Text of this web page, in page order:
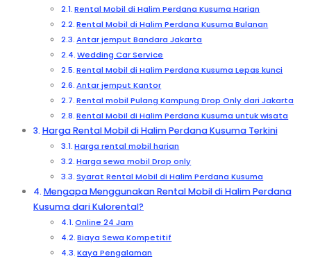
Rental Mobil di Halim Perdana Kusuma Harian
Rental Mobil di Halim Perdana Kusuma Bulanan
Antar jemput Bandara Jakarta
Wedding Car Service
Rental Mobil di Halim Perdana Kusuma Lepas kunci
Antar jemput Kantor
Rental mobil Pulang Kampung Drop Only dari Jakarta
Rental Mobil di Halim Perdana Kusuma untuk wisata
Harga Rental Mobil di Halim Perdana Kusuma Terkini
Harga rental mobil harian
Harga sewa mobil Drop only
Syarat Rental Mobil di Halim Perdana Kusuma
Mengapa Menggunakan Rental Mobil di Halim Perdana
Kusuma dari Kulorental?
Online 24 Jam
Biaya Sewa Kompetitif
Kaya Pengalaman